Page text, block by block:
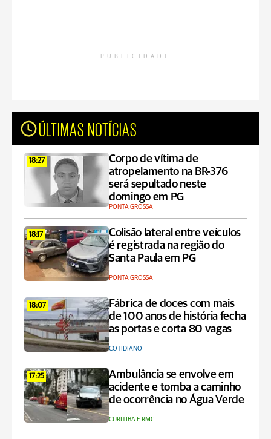
PUBLICIDADE
ÚLTIMAS NOTÍCIAS
18:27
Corpo de vítima de
atropelamento na BR-376
será sepultado neste
domingo em PG
PONTA GROSSA
18:17
Colisão lateral entre veículos
é registrada na região do
Santa Paula em PG
PONTA GROSSA
18:07
Fábrica de doces com mais
de 100 anos de história fecha
as portas e corta 80 vagas
COTIDIANO
17:25
Ambulância se envolve em
acidente e tomba a caminho
de ocorrência no Água Verde
CURITIBA E RMC